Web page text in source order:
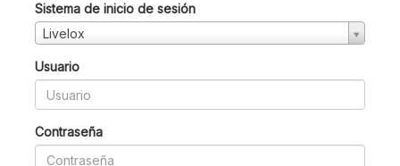
Sistema de inicio de sesión
Livelox
Usuario
Contraseña